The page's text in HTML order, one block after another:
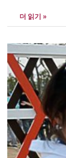
은 아직도 촛불의
더 읽기 »